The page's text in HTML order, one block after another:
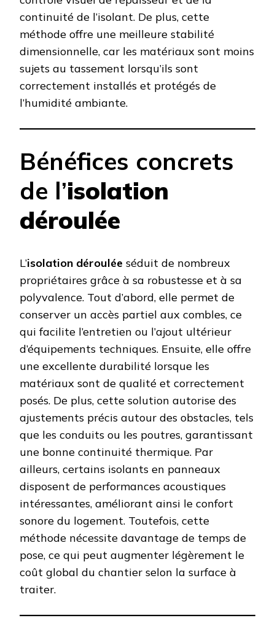
continuité de l’isolant. De plus, cette
méthode offre une meilleure stabilité
dimensionnelle, car les matériaux sont moins
sujets au tassement lorsqu’ils sont
correctement installés et protégés de
l’humidité ambiante.
Bénéfices concrets
de l’isolation
déroulée
L’isolation déroulée séduit de nombreux
propriétaires grâce à sa robustesse et à sa
polyvalence. Tout d’abord, elle permet de
conserver un accès partiel aux combles, ce
qui facilite l’entretien ou l’ajout ultérieur
d’équipements techniques. Ensuite, elle offre
une excellente durabilité lorsque les
matériaux sont de qualité et correctement
posés. De plus, cette solution autorise des
ajustements précis autour des obstacles, tels
que les conduits ou les poutres, garantissant
une bonne continuité thermique. Par
ailleurs, certains isolants en panneaux
disposent de performances acoustiques
intéressantes, améliorant ainsi le confort
sonore du logement. Toutefois, cette
méthode nécessite davantage de temps de
pose, ce qui peut augmenter légèrement le
coût global du chantier selon la surface à
traiter.